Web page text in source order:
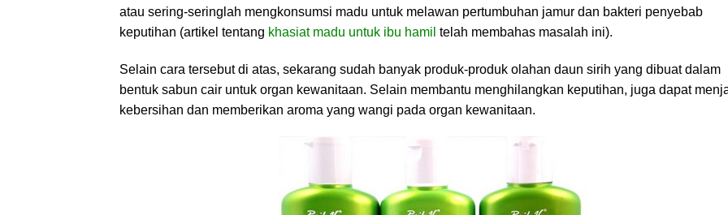
atau sering-seringlah mengkonsumsi madu untuk melawan pertumbuhan jamur dan bakteri penyebab
keputihan (artikel tentang khasiat madu untuk ibu hamil telah membahas masalah ini).
Selain cara tersebut di atas, sekarang sudah banyak produk-produk olahan daun sirih yang dibuat dalam
bentuk sabun cair untuk organ kewanitaan. Selain membantu menghilangkan keputihan, juga dapat
kebersihan dan memberikan aroma yang wangi pada organ kewanitaan.